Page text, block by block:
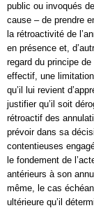
public ou invoqués
cause – de prendre
la rétroactivité de
en présence et,
regard du principe
effectif, une
qu’il lui revient
justifier qu’il soit
rétroactif des
prévoir dans sa
contentieuses
le fondement de
antérieurs à son
même, le cas
ultérieure qu’il